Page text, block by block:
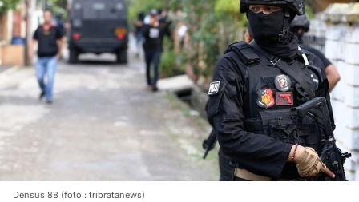
Densus 88 (foto : tribratanews)